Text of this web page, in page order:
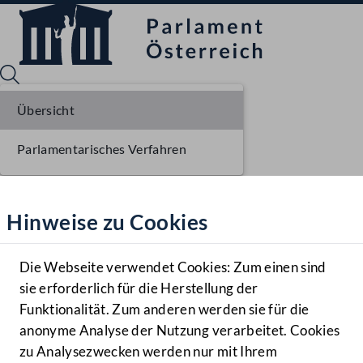
Hilfe
Benutzer
Navigationsmenü öffnen
MENÜ
Hinweise zu Cookies
Die Webseite verwendet Cookies: Zum einen sind
sie erforderlich für die Herstellung der
Funktionalität. Zum anderen werden sie für die
anonyme Analyse der Nutzung verarbeitet. Cookies
zu Analysezwecken werden nur mit Ihrem
Übersicht
Parlamentarisches Verfahren